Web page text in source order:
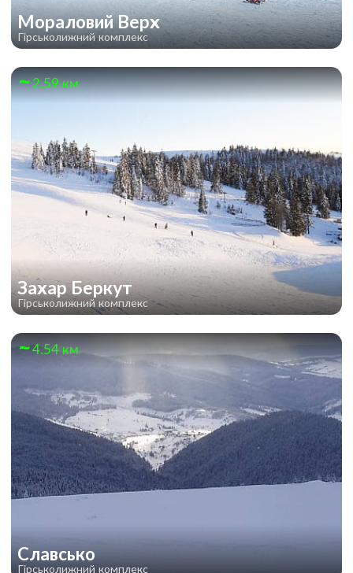
Мораловий Верх
Гірськолижний комплекс
2.59 км
Захар Беркут
Гірськолижний комплекс
4.54 км
Славсько
Гірськолижний комплекс